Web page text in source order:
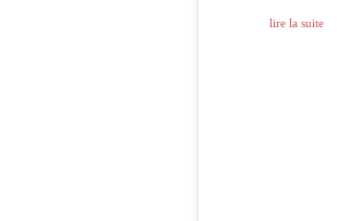
lire la suite